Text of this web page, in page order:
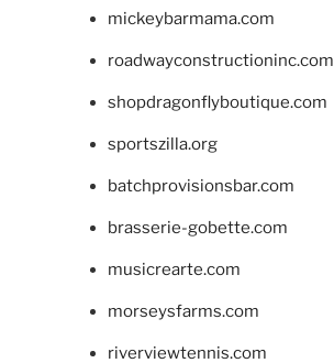
mickeybarmama.com
roadwayconstructioninc.com
shopdragonflyboutique.com
sportszilla.org
batchprovisionsbar.com
brasserie-gobette.com
musicrearte.com
morseysfarms.com
riverviewtennis.com